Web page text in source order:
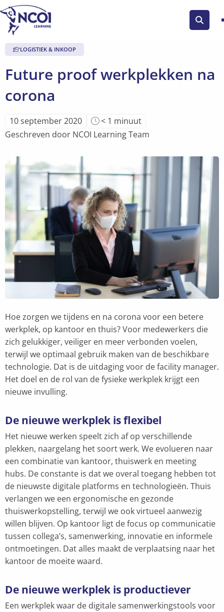
Zoek
knop
Future proof werkplekken na
corona
LOGISTIEK & INKOOP
10 september 2020
Leestijd
van
< 1 minuut
Geschreven door NCOI Learning Team
Hoe zorgen we tijdens en na corona voor een betere
werkplek, op kantoor en thuis? Voor medewerkers die
zich gelukkiger, veiliger en meer verbonden voelen,
terwijl we optimaal gebruik maken van de beschikbare
technologie. Dat is de uitdaging voor de facility manager.
Het doel en de rol van de fysieke werkplek krijgt een
nieuwe invulling.
De nieuwe werkplek is flexibel
Het nieuwe werken speelt zich af op verschillende
plekken, naargelang het soort werk. We evolueren naar
een combinatie van kantoor, thuiswerk en meeting
hubs. De constante is dat we overal toegang hebben tot
de nieuwste digitale platforms en technologieën. Thuis
verlangen we een ergonomische en gezonde
thuiswerkopstelling, terwijl we ook virtueel aanwezig
willen blijven. Op kantoor ligt de focus op communicatie
tussen collega’s, samenwerking, innovatie en informele
ontmoetingen. Dat alles maakt de verplaatsing naar het
kantoor de moeite waard.
De nieuwe werkplek is productiever
Een werkplek waar de digitale samenwerkingstools voor